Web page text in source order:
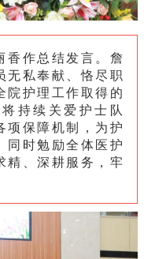
香作总结发言。詹
无私奉献、恪尽职
院护理工作取得的
持续关爱护士队
项保障机制，为护
同时勉励全体医护
精、深耕服务，牢